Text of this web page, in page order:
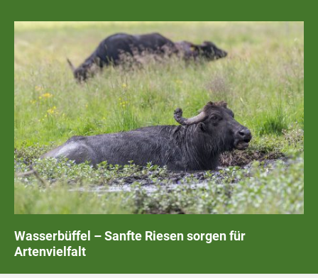
Wasserbüffel – Sanfte Riesen sorgen für
Artenvielfalt